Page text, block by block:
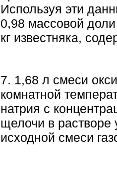
Используя эти
0,98 массовой
кг известняка,
7. 1,68 л смеси
комнатной
натрия с
щелочи в растворе
исходной смеси